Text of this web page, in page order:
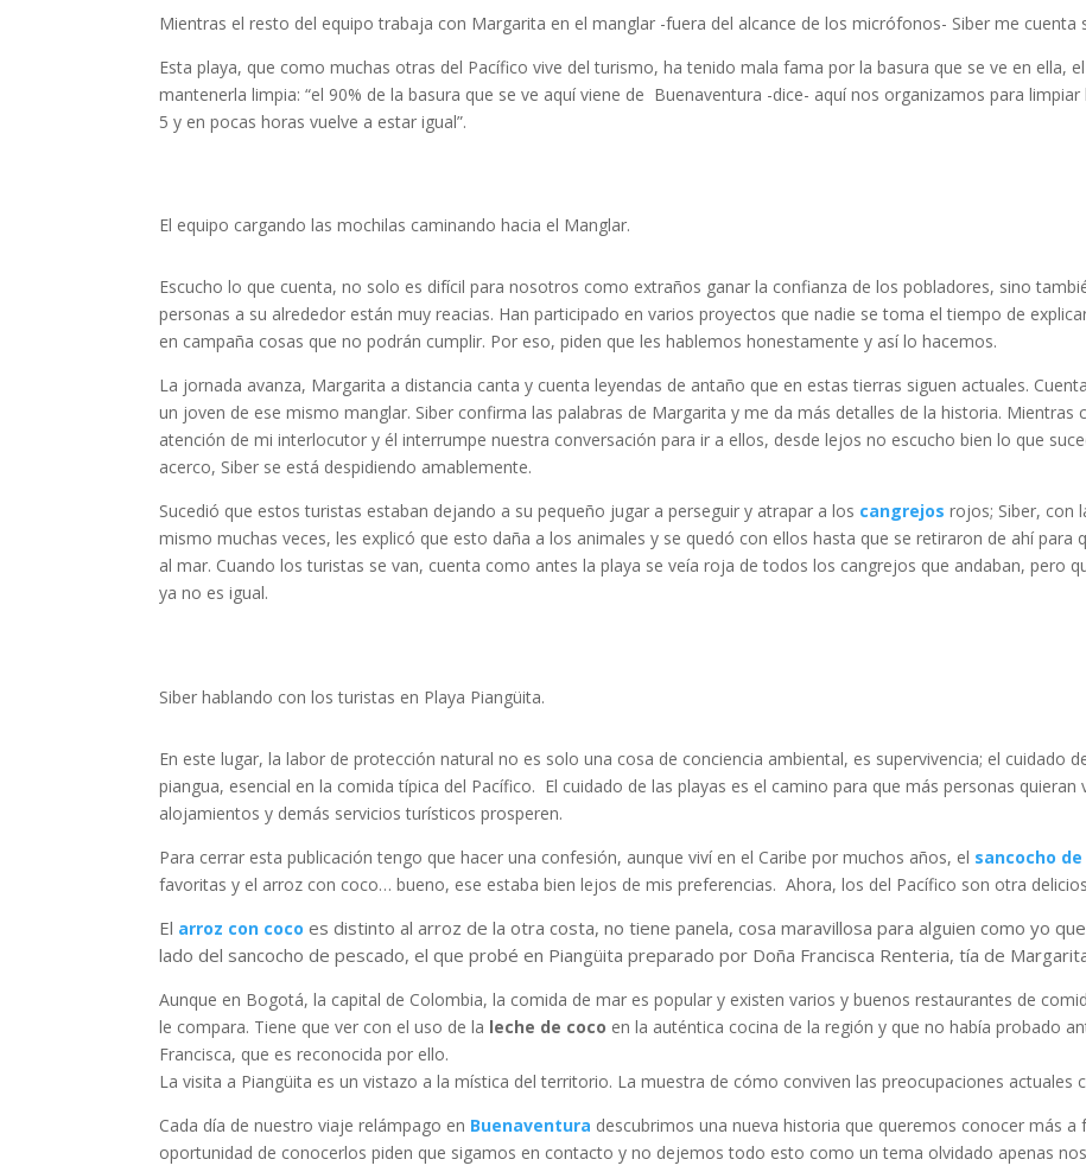
Mientras el resto del equipo trabaja con Margarita en el manglar -fuera del alcance de los micrófonos- Siber me cuenta
Esta playa, que como muchas otras del Pacífico vive del turismo, ha tenido mala fama por la basura que se ve en ella,
mantenerla limpia: “el 90% de la basura que se ve aquí viene de Buenaventura -dice- aquí nos organizamos para
5 y en pocas horas vuelve a estar igual”.
El equipo cargando las mochilas caminando hacia el Manglar.
Escucho lo que cuenta, no solo es difícil para nosotros como extraños ganar la confianza de los pobladores, sino
personas a su alrededor están muy reacias. Han participado en varios proyectos que nadie se toma el tiempo de
en campaña cosas que no podrán cumplir. Por eso, piden que les hablemos honestamente y así lo hacemos.
La jornada avanza, Margarita a distancia canta y cuenta leyendas de antaño que en estas tierras siguen actuales.
un joven de ese mismo manglar. Siber confirma las palabras de Margarita y me da más detalles de la historia.
atención de mi interlocutor y él interrumpe nuestra conversación para ir a ellos, desde lejos no escucho bien lo que
acerco, Siber se está despidiendo amablemente.
Sucedió que estos turistas estaban dejando a su pequeño jugar a perseguir y atrapar a los cangrejos rojos; Siber, con
mismo muchas veces, les explicó que esto daña a los animales y se quedó con ellos hasta que se retiraron de ahí para
al mar. Cuando los turistas se van, cuenta como antes la playa se veía roja de todos los cangrejos que andaban, pero
ya no es igual.
Siber hablando con los turistas en Playa Piangüita.
En este lugar, la labor de protección natural no es solo una cosa de conciencia ambiental, es supervivencia; el cuidado
piangua, esencial en la comida típica del Pacífico. El cuidado de las playas es el camino para que más personas
alojamientos y demás servicios turísticos prosperen.
Para cerrar esta publicación tengo que hacer una confesión, aunque viví en el Caribe por muchos años, el sancocho
favoritas y el arroz con coco… bueno, ese estaba bien lejos de mis preferencias. Ahora, los del Pacífico son otra
El arroz con coco es distinto al arroz de la otra costa, no tiene panela, cosa maravillosa para alguien como yo
lado del sancocho de pescado, el que probé en Piangüita preparado por Doña Francisca Renteria, tía de
Aunque en Bogotá, la capital de Colombia, la comida de mar es popular y existen varios y buenos restaurantes de
le compara. Tiene que ver con el uso de la leche de coco en la auténtica cocina de la región y que no había probado
Francisca, que es reconocida por ello.
La visita a Piangüita es un vistazo a la mística del territorio. La muestra de cómo conviven las preocupaciones actuales
Cada día de nuestro viaje relámpago en Buenaventura descubrimos una nueva historia que queremos conocer más
oportunidad de conocerlos piden que sigamos en contacto y no dejemos todo esto como un tema olvidado apenas